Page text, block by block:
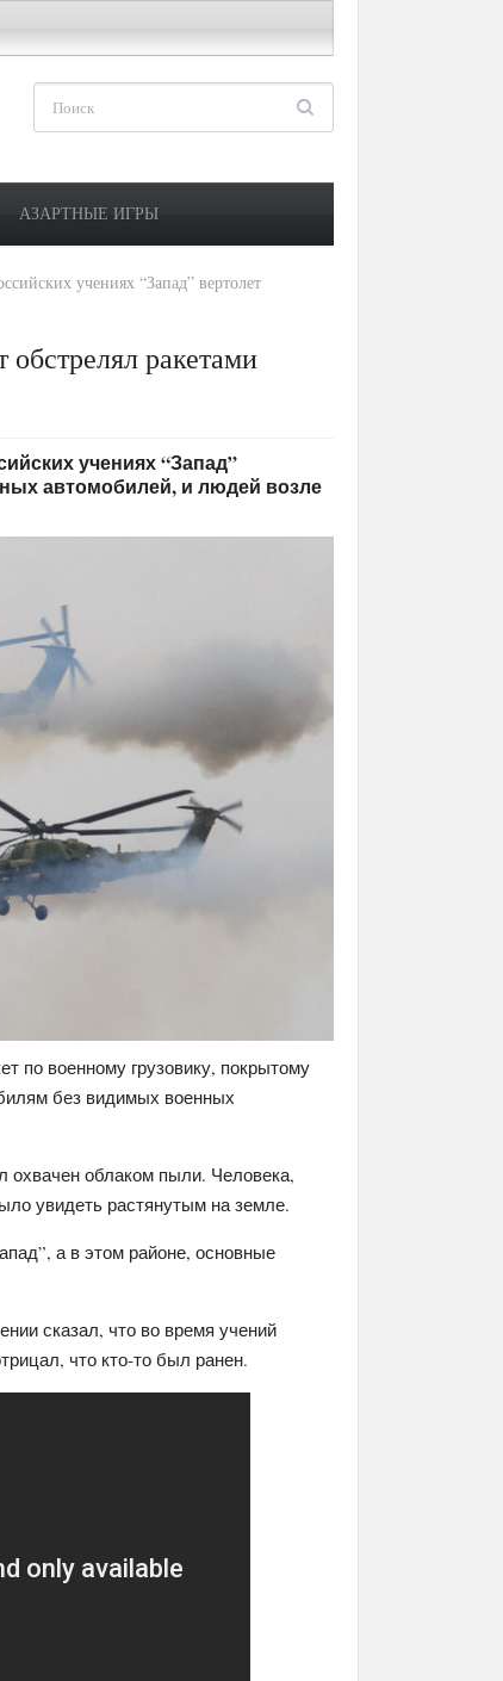
АЗАРТНЫЕ ИГРЫ
учениях “Запад” вертолет
ракетами
учениях “Запад”
автомобилей, и людей возле
по военному грузовику, покрытому
без видимых военных
охвачен облаком пыли. Человека,
увидеть растянутым на земле.
а в этом районе, основные
сказал, что во время учений
что кто-то был ранен.